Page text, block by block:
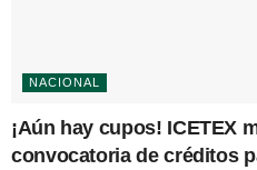
NACIONAL
¡Aún hay cupos! ICETEX
convocatoria de créditos